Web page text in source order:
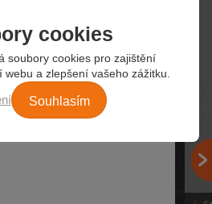
cookies
soubory cookies pro zajištění
a zlepšení vašeho zážitku.
Souhlasím